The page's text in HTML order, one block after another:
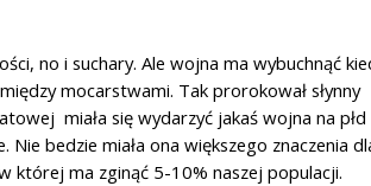
no i suchary. Ale wojna ma wybuchnąć
mocarstwami. Tak prorokował słynny
miała się wydarzyć jakaś wojna na płd
Nie bedzie miała ona większego znaczenia
której ma zginąć 5-10% naszej populacji.